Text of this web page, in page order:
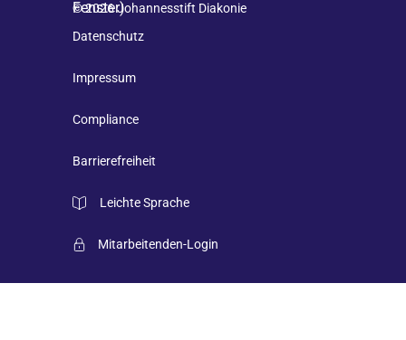
© 2026 Johannesstift Diakonie
Datenschutz
Impressum
Compliance
Barrierefreiheit
Leichte Sprache
Mitarbeitenden-Login